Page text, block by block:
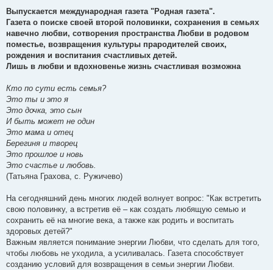
е
Выпускается международная газета "Родная газета".
Газета о поиске своей второй половинки, сохранения в семьях
навечно любви, сотворения пространства Любви в родовом
поместье, возвращения культуры прародителей своих,
рождения и воспитания счастливых детей.
Лишь в любви и вдохновенье жизнь счастливая возможна
Кто по сути есть семья?
Это ты и это я
Это дочка, это сын
И быть может не один
Это мама и отец
Берегиня и творец
Это прошлое и новь
Это счастье и любовь.
(Татьяна Грахова, с. Ружичево)
На сегодняшний день многих людей волнует вопрос: "Как встретить
свою половинку, а встретив её – как создать любящую семью и
сохранить её на многие века, а также как родить и воспитать
здоровых детей?"
Важным является понимание энергии Любви, что сделать для того,
чтобы любовь не уходила, а усиливалась. Газета способствует
созданию условий для возвращения в семьи энергии Любви.